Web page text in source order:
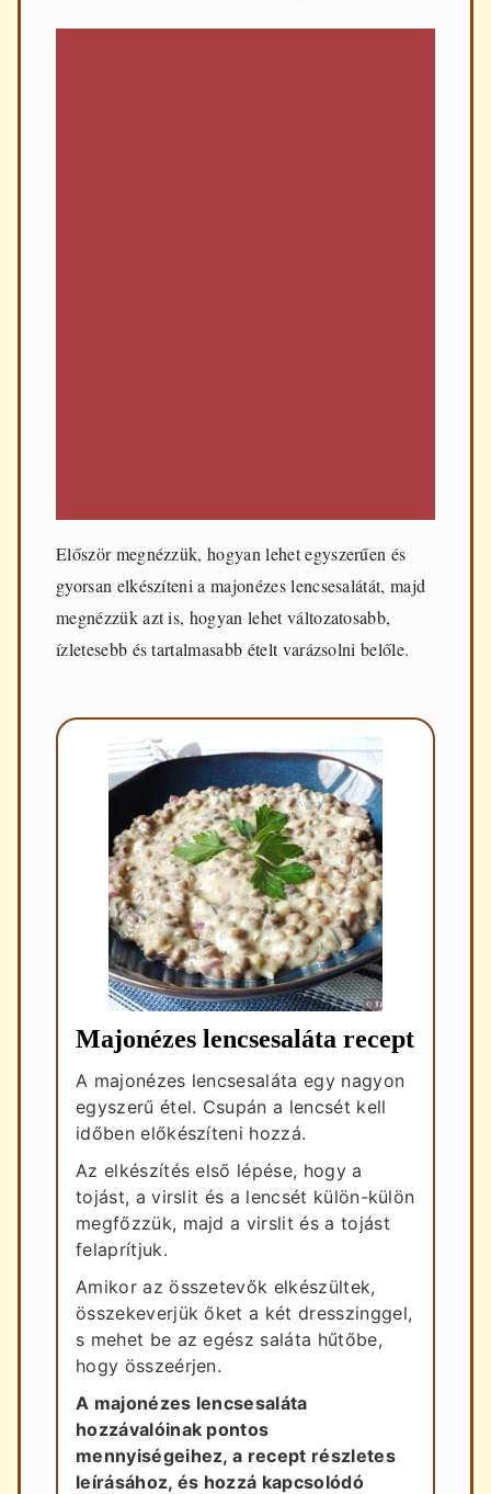
Először megnézzük, hogyan lehet egyszerűen és
gyorsan elkészíteni a majonézes lencsesalátát, majd
megnézzük azt is, hogyan lehet változatosabb,
ízletesebb és tartalmasabb ételt varázsolni belőle.
Majonézes lencsesaláta recept
A majonézes lencsesaláta egy nagyon
egyszerű étel. Csupán a lencsét kell
időben előkészíteni hozzá.
Az elkészítés első lépése, hogy a
tojást, a virslit és a lencsét külön-külön
megfőzzük, majd a virslit és a tojást
felaprítjuk.
Amikor az összetevők elkészültek,
összekeverjük őket a két dresszinggel,
s mehet be az egész saláta hűtőbe,
hogy összeérjen.
A majonézes lencsesaláta
hozzávalóinak pontos
mennyiségeihez, a recept részletes
leírásához, és hozzá kapcsolódó